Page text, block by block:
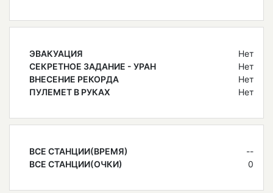
ЭВАКУАЦИЯ
Нет
СЕКРЕТНОЕ ЗАДАНИЕ - УРАН
Нет
ВНЕСЕНИЕ РЕКОРДА
Нет
ПУЛЕМЕТ В РУКАХ
Нет
ВСЕ СТАНЦИИ(ВРЕМЯ)
--
ВСЕ СТАНЦИИ(ОЧКИ)
0